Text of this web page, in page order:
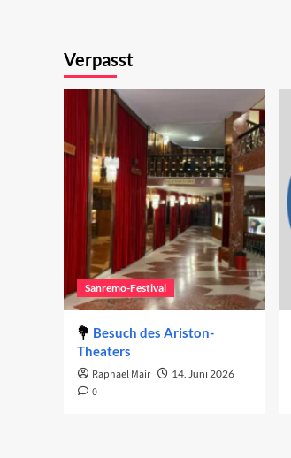
Verpasst
Sanremo-Festival
Besuch des Ariston-
Theaters
Raphael Mair 14. Juni 2026
0